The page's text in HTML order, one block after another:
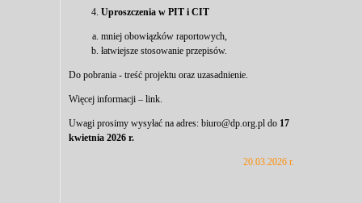
Uproszczenia w PIT i CIT
mniej obowiązków raportowych,
łatwiejsze stosowanie przepisów.
Do pobrania - treść projektu oraz uzasadnienie.
Więcej informacji – link.
Uwagi prosimy wysyłać na adres: biuro@dp.org.pl do 17
kwietnia 2026 r.
20.03.2026 r.